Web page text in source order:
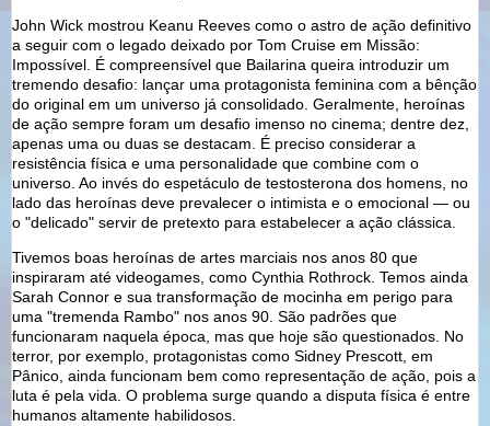
John Wick mostrou Keanu Reeves como o astro de ação definitivo
a seguir com o legado deixado por Tom Cruise em Missão:
Impossível. É compreensível que Bailarina queira introduzir um
tremendo desafio: lançar uma protagonista feminina com a bênção
do original em um universo já consolidado. Geralmente, heroínas
de ação sempre foram um desafio imenso no cinema; dentre dez,
apenas uma ou duas se destacam. É preciso considerar a
resistência física e uma personalidade que combine com o
universo. Ao invés do espetáculo de testosterona dos homens, no
lado das heroínas deve prevalecer o intimista e o emocional — ou
o "delicado" servir de pretexto para estabelecer a ação clássica.
Tivemos boas heroínas de artes marciais nos anos 80 que
inspiraram até videogames, como Cynthia Rothrock. Temos ainda
Sarah Connor e sua transformação de mocinha em perigo para
uma "tremenda Rambo" nos anos 90. São padrões que
funcionaram naquela época, mas que hoje são questionados. No
terror, por exemplo, protagonistas como Sidney Prescott, em
Pânico, ainda funcionam bem como representação de ação, pois a
luta é pela vida. O problema surge quando a disputa física é entre
humanos altamente habilidosos.